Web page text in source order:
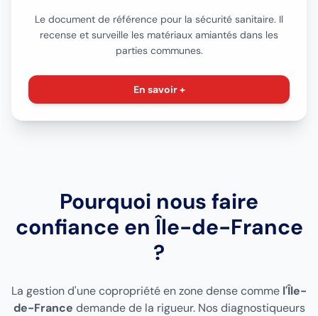
Le document de référence pour la sécurité sanitaire. Il
recense et surveille les matériaux amiantés dans les
parties communes.
En savoir +
Pourquoi nous faire
confiance en Île-de-France
?
La gestion d'une copropriété en zone dense comme l'Île-
de-France demande de la rigueur. Nos diagnostiqueurs